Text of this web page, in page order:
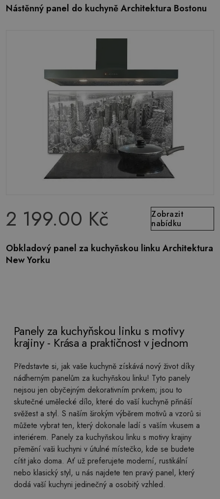
Nástěnný panel do kuchyně Architektura Bostonu
2 199.00 Kč
Zobrazit
nabídku
Obkladový panel za kuchyňskou linku Architektura
New Yorku
Panely za kuchyňskou linku s motivy
krajiny - Krása a praktičnost v jednom
Představte si, jak vaše kuchyně získává nový život díky
nádherným panelům za kuchyňskou linku! Tyto panely
nejsou jen obyčejným dekorativním prvkem; jsou to
skutečné umělecké dílo, které do vaší kuchyně přináší
svěžest a styl. S naším širokým výběrem motivů a vzorů si
můžete vybrat ten, který dokonale ladí s vaším vkusem a
interiérem. Panely za kuchyňskou linku s motivy krajiny
přemění vaši kuchyni v útulné místečko, kde se budete
cítit jako doma. Ať už preferujete moderní, rustikální
nebo klasický styl, u nás najdete ten pravý panel, který
dodá vaší kuchyni jedinečný a osobitý vzhled.